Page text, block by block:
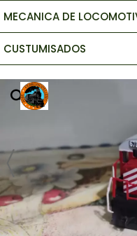
MECANICA DE
CUSTUMISADOS